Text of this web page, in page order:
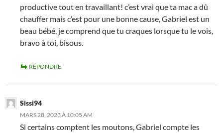
productive tout en travaillant! c’est vrai que ta mac a dû
chauffer mais c’est pour une bonne cause, Gabriel est un
beau bébé, je comprend que tu craques lorsque tu le vois,
bravo à toi, bisous.
RÉPONDRE
Sissi94
MARS 28, 2023 À 10:05 AM
Si certains comptent les moutons, Gabriel compte les